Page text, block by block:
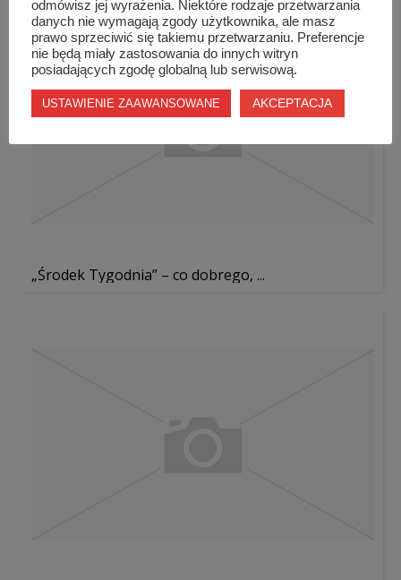
„Środek Tygodnia” – co dobrego, ...
odmówisz jej wyrażenia. Niektóre rodzaje przetwarzania
danych nie wymagają zgody użytkownika, ale masz
prawo sprzeciwić się takiemu przetwarzaniu. Preferencje
nie będą miały zastosowania do innych witryn
posiadających zgodę globalną lub serwisową.
USTAWIENIE ZAAWANSOWANE AKCEPTACJA